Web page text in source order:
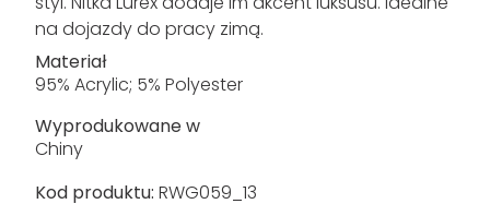
na dojazdy do pracy zimą.
Materiał
95% Acrylic; 5% Polyester
Wyprodukowane w
Chiny
Kod produktu: RWG059_13